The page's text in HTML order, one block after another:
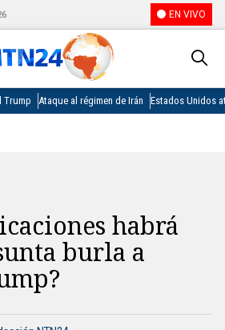
EN VIVO
Trump Ataque al régimen de Irán Estados Unidos
habrá
burla a